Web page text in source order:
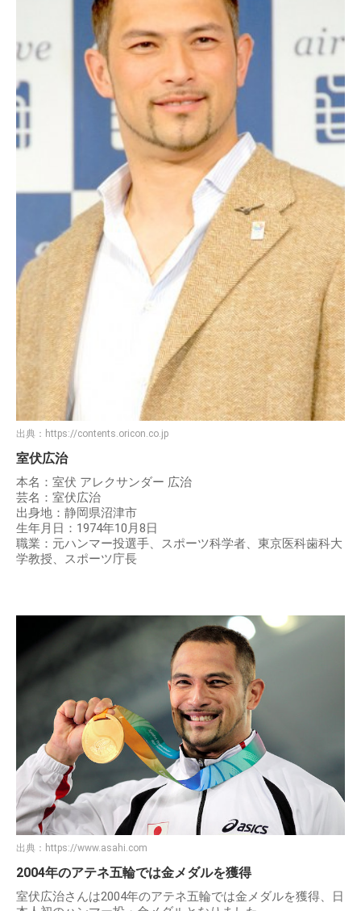
室伏広治のプロフィール
https://contents.oricon.co.jp
室伏広治
本名：室伏 アレクサンダー 広治
芸名：室伏広治
出身地：静岡県沼津市
生年月日：1974年10月8日
職業：元ハンマー投選手、スポーツ科学者、東京医科歯科大
学教授、スポーツ庁長